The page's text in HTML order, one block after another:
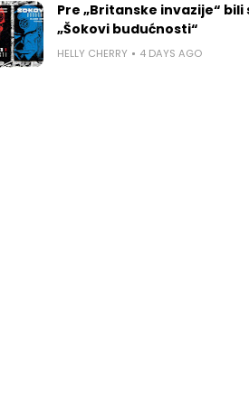
Pre „Britanske invazije“ bili
„Šokovi budućnosti“
HELLY CHERRY 4 DAYS AGO